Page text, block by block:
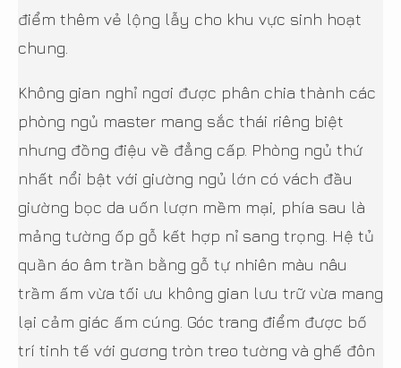
điểm thêm vẻ lộng lẫy cho khu vực sinh hoạt
chung.
Không gian nghỉ ngơi được phân chia thành các
phòng ngủ master mang sắc thái riêng biệt
nhưng đồng điệu về đẳng cấp. Phòng ngủ thứ
nhất nổi bật với giường ngủ lớn có vách đầu
giường bọc da uốn lượn mềm mại, phía sau là
mảng tường ốp gỗ kết hợp nỉ sang trọng. Hệ tủ
quần áo âm trần bằng gỗ tự nhiên màu nâu
trầm ấm vừa tối ưu không gian lưu trữ vừa mang
lại cảm giác ấm cúng. Góc trang điểm được bố
trí tinh tế với gương tròn treo tường và ghế đôn